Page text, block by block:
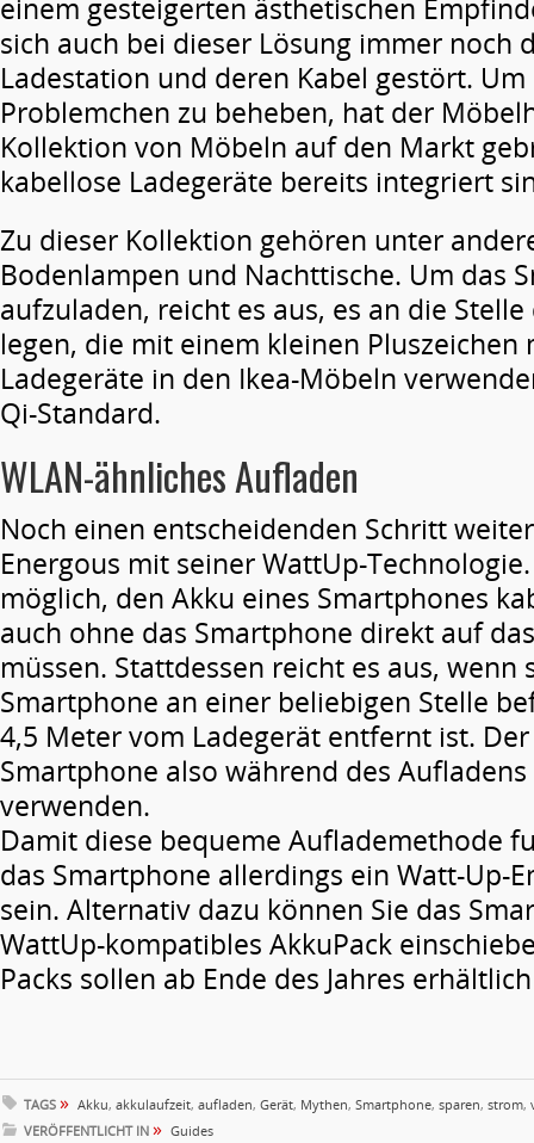
einem gesteigerten ästhetischen
sich auch bei dieser Lösung immer noch
Ladestation und deren Kabel gestört. Um
Problemchen zu beheben, hat der
Kollektion von Möbeln auf den Markt
kabellose Ladegeräte bereits integriert
Zu dieser Kollektion gehören unter
Bodenlampen und Nachttische. Um das
aufzuladen, reicht es aus, es an die
legen, die mit einem kleinen Pluszeichen
Ladegeräte in den Ikea-Möbeln
Qi-Standard.
WLAN-ähnliches Aufladen
Noch einen entscheidenden Schritt
Energous mit seiner WattUp-
möglich, den Akku eines Smartphones
auch ohne das Smartphone direkt auf
müssen. Stattdessen reicht es aus, wenn
Smartphone an einer beliebigen Stelle
4,5 Meter vom Ladegerät entfernt ist.
Smartphone also während des
verwenden.
Damit diese bequeme Auflademethode
das Smartphone allerdings ein Watt-Up-
sein. Alternativ dazu können Sie das
WattUp-kompatibles Akku­Pack
Packs sollen ab Ende des Jahres
TAGS » Akku, akkulaufzeit, aufladen, Gerät, Mythen, Smartphone, sparen, strom,
VERÖFFENTLICHT IN » Guides